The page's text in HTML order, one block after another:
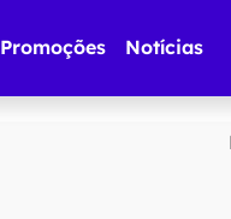
Promoções Notícias